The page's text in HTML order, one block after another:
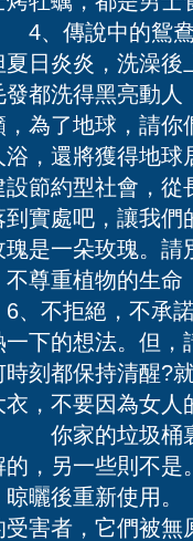
、傳說中的鴛
夏日炎炎，洗澡
都洗得黑亮動
為了地球，請
浴，還將獲得地
節約型社會，
到實處吧，讓我
一朵玫瑰。請
尊重植物的生
不拒絕，不承
下的想法。但
時刻都保持清醒?
衣，不要因為女
你家的垃圾桶
的，另一些則不
晾曬後重新使
害者，它們被